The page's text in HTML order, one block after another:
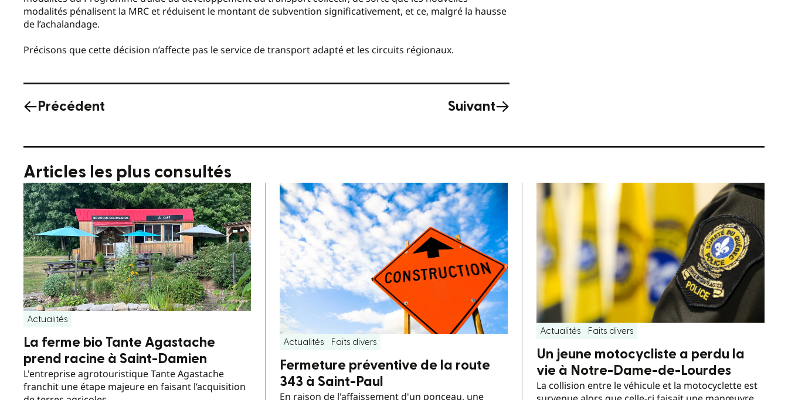
modalités pénalisent la MRC et réduisent le montant de subvention significativement, et ce, malgré la hausse
de l’achalandage.
Précisons que cette décision n’affecte pas le service de transport adapté et les circuits régionaux.
Précédent Suivant
Articles les plus consultés
Actualités
La ferme bio Tante Agastache
prend racine à Saint-Damien
L'entreprise agrotouristique Tante Agastache
franchit une étape majeure en faisant l’acquisition
Actualités Faits divers
Fermeture préventive de la route
343 à Saint-Paul
En raison de l'affaissement d'un ponceau, une
Actualités Faits divers
Un jeune motocycliste a perdu la
vie à Notre-Dame-de-Lourdes
La collision entre le véhicule et la motocyclette est